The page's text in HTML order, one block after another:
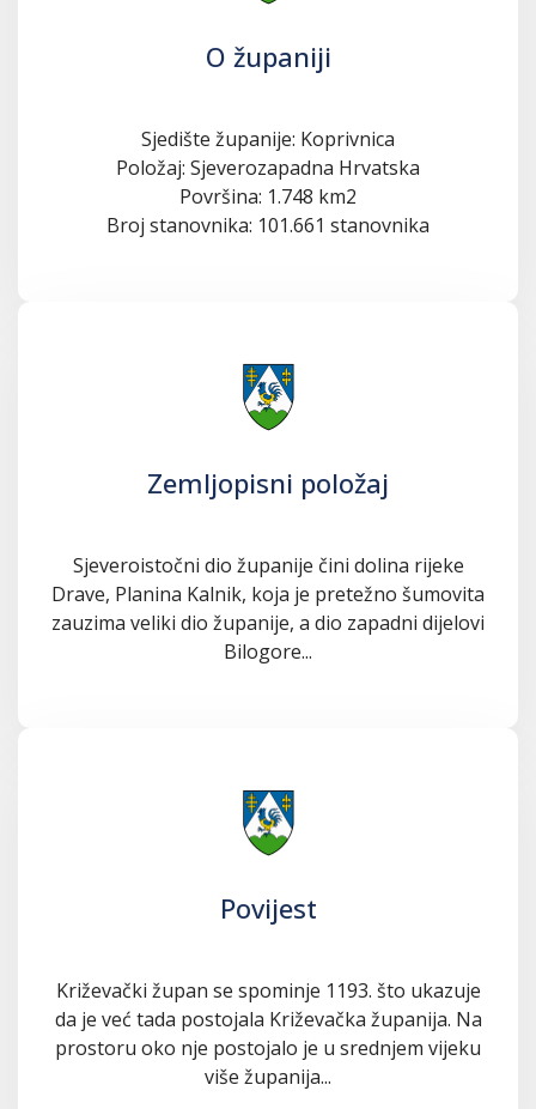
O županiji
Sjedište županije: Koprivnica
Položaj: Sjeverozapadna Hrvatska
Površina: 1.748 km2
Broj stanovnika: 101.661 stanovnika
Zemljopisni položaj
Sjeveroistočni dio županije čini dolina rijeke
Drave, Planina Kalnik, koja je pretežno šumovita
zauzima veliki dio županije, a dio zapadni dijelovi
Bilogore...
Povijest
Križevački župan se spominje 1193. što ukazuje
da je već tada postojala Križevačka županija. Na
prostoru oko nje postojalo je u srednjem vijeku
više županija...